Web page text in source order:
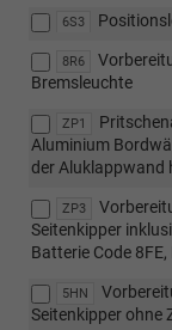
6S3
8R6
Bremsleuchte
ZP1
Aluminium
der Aluklappwand
ZP3
Seitenkipper
Batterie Code
5HN
Seitenkipper ohne